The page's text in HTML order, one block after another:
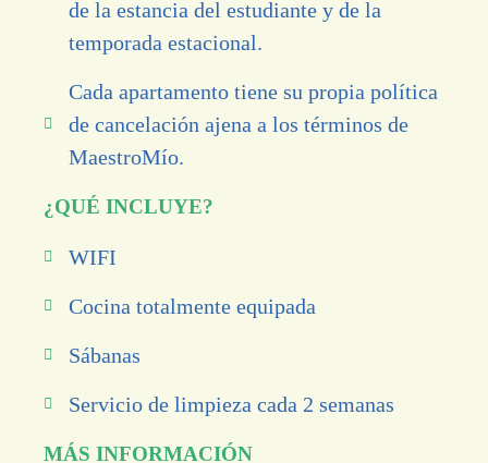
de la estancia del estudiante y de la
temporada estacional.
Cada apartamento tiene su propia política
de cancelación ajena a los términos de
MaestroMío.
¿QUÉ INCLUYE?
WIFI
Cocina totalmente equipada
Sábanas
Servicio de limpieza cada 2 semanas
MÁS INFORMACIÓN